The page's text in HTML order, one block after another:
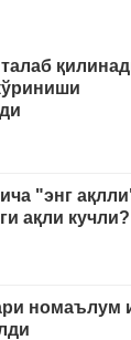
"энг
ақли кучли?
номаълум